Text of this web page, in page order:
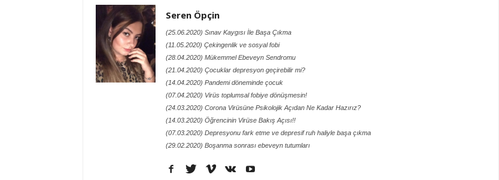
Seren Öpçin
(25.06.2020) Sınav Kaygısı İle Başa Çıkma
(11.05.2020) Çekingenlik ve sosyal fobi
(28.04.2020) Mükemmel Ebeveyn Sendromu
(21.04.2020) Çocuklar depresyon geçirebilir mi?
(14.04.2020) Pandemi döneminde çocuk
(07.04.2020) Virüs toplumsal fobiye dönüşmesin!
(24.03.2020) Corona Virüsüne Psikolojik Açıdan Ne Kadar Hazırız?
(14.03.2020) Öğrencinin Virüse Bakış Açısı!!
(07.03.2020) Depresyonu fark etme ve depresif ruh haliyle başa çıkma
(29.02.2020) Boşanma sonrası ebeveyn tutumları